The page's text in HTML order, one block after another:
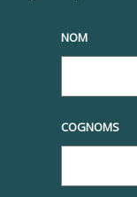
NOM
COGNOMS